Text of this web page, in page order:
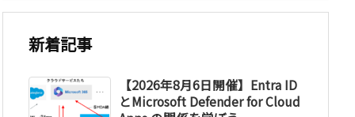
新着記事
【2026年8月6日開催】Entra ID
とMicrosoft Defender for Cloud